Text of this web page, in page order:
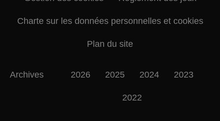
Charte sur les données personnelles et cookies
Plan du site
Archives 2026 2025 2024 2023
2022